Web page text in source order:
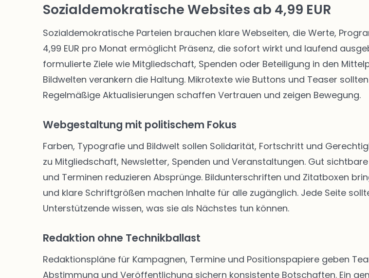
Sozialdemokratische Websites ab 4,99 EUR
Sozialdemokratische Parteien brauchen klare Webseiten, die Werte,
4,99 EUR pro Monat ermöglicht Präsenz, die sofort wirkt und laufend
formulierte Ziele wie Mitgliedschaft, Spenden oder Beteiligung in den
Bildwelten verankern die Haltung. Mikrotexte wie Buttons und Teaser
Regelmäßige Aktualisierungen schaffen Vertrauen und zeigen Bewegung.
Webgestaltung mit politischem Fokus
Farben, Typografie und Bildwelt sollen Solidarität, Fortschritt und
zu Mitgliedschaft, Newsletter, Spenden und Veranstaltungen. Gut
und Terminen reduzieren Absprünge. Bildunterschriften und Zitatboxen
und klare Schriftgrößen machen Inhalte für alle zugänglich. Jede Seite
Unterstützende wissen, was sie als Nächstes tun können.
Redaktion ohne Technikballast
Redaktionspläne für Kampagnen, Termine und Positionspapiere geben
Abstimmung und Veröffentlichung sichern konsistente Botschaften. Ein